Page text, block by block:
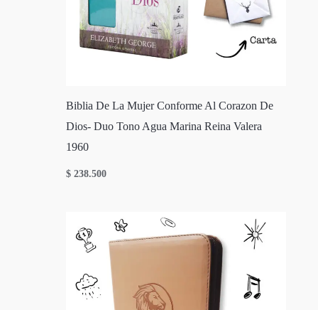
Biblia De La Mujer Conforme Al Corazon De
Dios- Duo Tono Agua Marina Reina Valera
1960
$ 238.500